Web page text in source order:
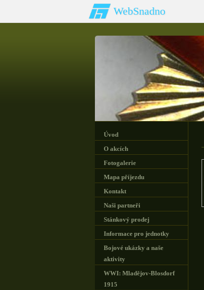
WebSnadno
Úvod
O akcích
Fotogalerie
Mapa příjezdu
Kontakt
Naši partneři
Stánkový prodej
Informace pro jednotky
Bojové ukázky a naše
aktivity
WWI: Mladějov-Blosdorf
1915